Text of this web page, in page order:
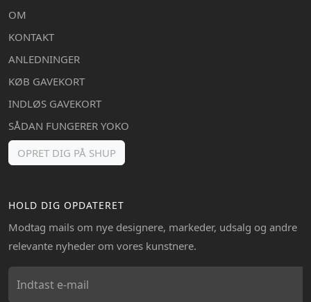
OM
KONTAKT
ANLEDNINGER
KØB GAVEKORT
INDLØS GAVEKORT
SÅDAN FUNGERER YOKO
OPRET DIG PÅ SHUP
HOLD DIG OPDATERET
Modtag mails om nye designere, markeder, udsalg og andre
relevante nyheder om vores kunstnere.